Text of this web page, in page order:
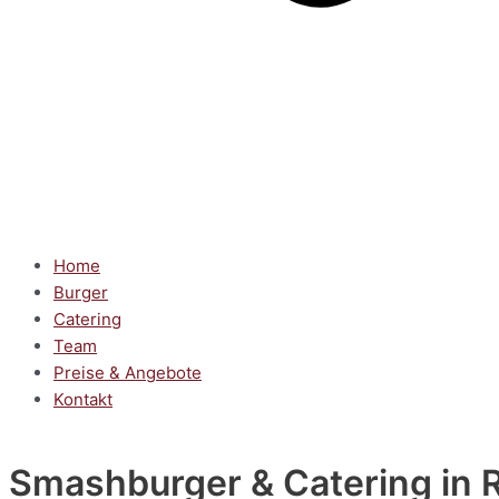
Home
Burger
Catering
Team
Preise & Angebote
Kontakt
Smashburger & Catering in